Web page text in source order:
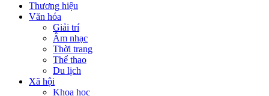
Thương hiệu
Văn hóa
Giải trí
Âm nhạc
Thời trang
Thể thao
Du lịch
Xã hội
Khoa học